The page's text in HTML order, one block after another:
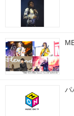
パ